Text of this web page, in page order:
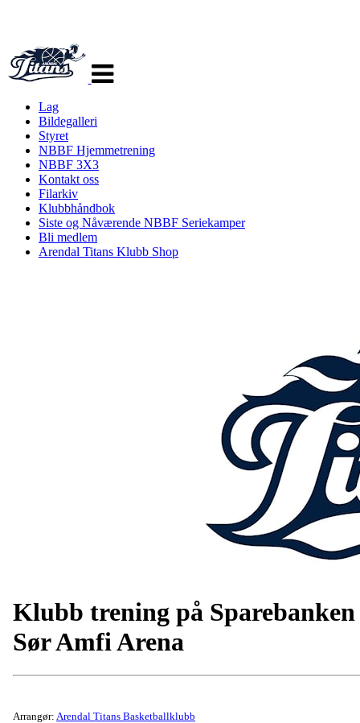
navigasjon
Lag
Bildegalleri
Styret
NBBF Hjemmetrening
NBBF 3X3
Kontakt oss
Filarkiv
Klubbhåndbok
Siste og Nåværende NBBF Seriekamper
Bli medlem
Arendal Titans Klubb Shop
Klubb trening på Sparebanken
Sør Amfi Arena
Arrangør: Arendal Titans Basketballklubb